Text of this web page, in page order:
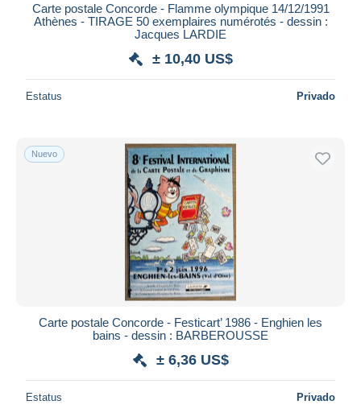
Carte postale Concorde - Flamme olympique 14/12/1991
Athènes - TIRAGE 50 exemplaires numérotés - dessin :
Jacques LARDIE
± 10,40 US$
Estatus Privado
Nuevo
Carte postale Concorde - Festicart’ 1986 - Enghien les
bains - dessin : BARBEROUSSE
± 6,36 US$
Estatus Privado